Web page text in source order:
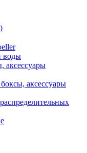
воды
аксессуары
аксессуары